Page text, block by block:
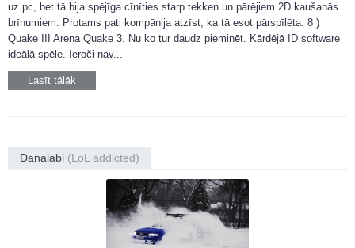
uz pc, bet tā bija spējīga cīnīties starp tekken un pārējiem 2D kaušanās
brīnumiem. Protams pati kompānija atzīst, ka tā esot pārspīlēta. 8 )
Quake III Arena Quake 3. Nu ko tur daudz pieminēt. Kārdējā ID software
ideālā spēle. Ieroči nav...
Lasīt tālāk
Danalabi (LoL addicted)